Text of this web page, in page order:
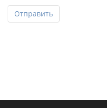
Отправить